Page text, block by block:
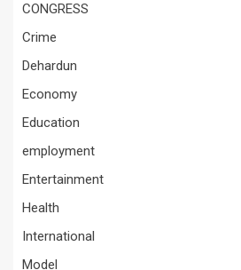
CONGRESS
Crime
Dehardun
Economy
Education
employment
Entertainment
Health
International
Model